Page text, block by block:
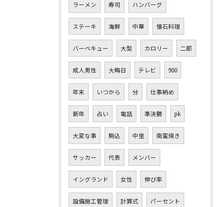
ラーメン 寿司 ハンバーグ
ステーキ 海鮮 中華 懐石料理
バーベキュー 大型 カロリー 二郎
成人男性 大晦日 テレビ 900
年末 いつから 分 仕事納め
新年 占い 電話 準決勝 pk
大変な事 駒込 中里 南蛮焼き
サッカー 代表 メンバー
イングランド 女性 伸び率
設備施工管理 計算式 パーセント